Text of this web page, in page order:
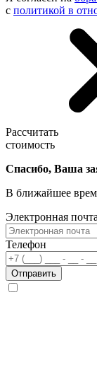
с политикой в
Рассчитать
стоимость
Спасибо, Ваша
В ближайшее
Электронная почта
Телефон
Отправить